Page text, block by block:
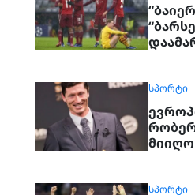
ᲡᲞᲝᲠᲢᲘ
მიიღო
ᲡᲞᲝᲠᲢᲘ